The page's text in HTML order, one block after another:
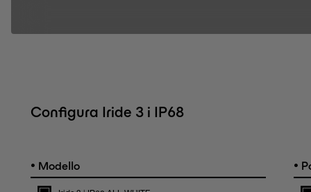
Configura Iride 3 i IP68
• Modello •